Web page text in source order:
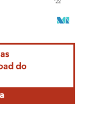
conforme CC BY 4.0.